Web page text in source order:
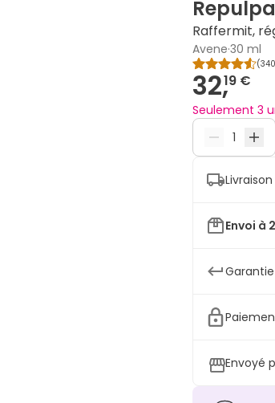
Raffermit,
Avene·30 ml
(340
32,19 €
Seulement 3
Envoi à
Envoyé